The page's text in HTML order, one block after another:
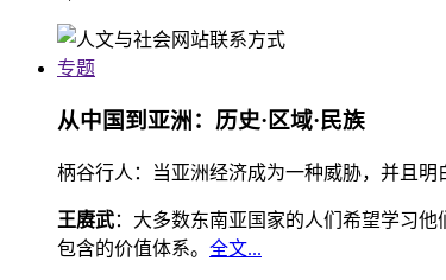
专题
从中国到亚洲：历史·区域·民族
柄谷行人：当亚洲经济成为一种威胁，并且明
王赓武：大多数东南亚国家的人们希望学习
包含的价值体系。 全文...